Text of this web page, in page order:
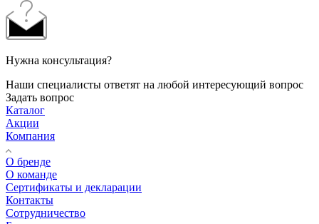
Нужна консультация?
Наши специалисты ответят на любой интересующий вопрос
Задать вопрос
Каталог
Акции
Компания
О бренде
О команде
Сертификаты и декларации
Контакты
Сотрудничество